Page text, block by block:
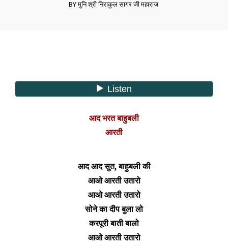
BY मुनि श्री निराकुल सागर जी महाराज
आद भरत बाहुबली
आरती
आद आद सुत, बाहुबली की
आओ आरती उतारो
आओ आरती उतारो
सोने का दीप बुला लो
करपूरी बाती बालो
आओ आरती उतारो